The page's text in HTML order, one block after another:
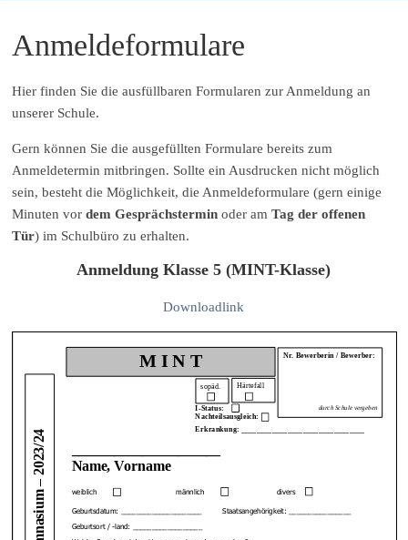
Anmeldeformulare
Hier finden Sie die ausfüllbaren Formularen zur Anmeldung an
unserer Schule.
Gern können Sie die ausgefüllten Formulare bereits zum
Anmeldetermin mitbringen. Sollte ein Ausdrucken nicht möglich
sein, besteht die Möglichkeit, die Anmeldeformulare (gern einige
Minuten vordem Gesprächstermin oder amTag der offenen
Tür) im Schulbüro zu erhalten.
Anmeldung Klasse 5 (MINT-Klasse)
Downloadlink